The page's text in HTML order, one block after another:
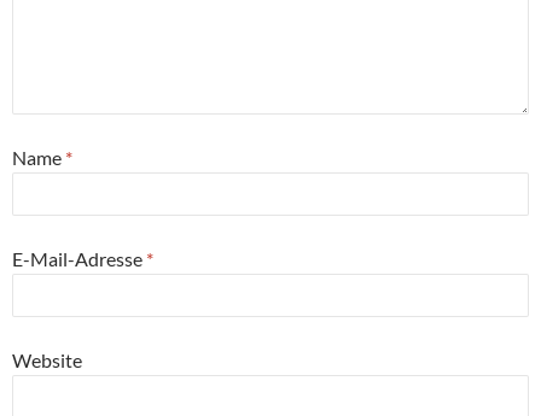
Name *
E-Mail-Adresse *
Website